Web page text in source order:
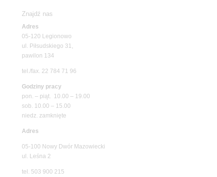
Znajdź nas
Adres
05-120 Legionowo
ul. Piłsudskiego 31,
pawilon 134
tel./fax. 22 784 71 96
Godziny pracy
pon. – piąt. 10.00 – 19.00
sob. 10.00 – 15.00
niedz. zamknięte
Adres
05-100 Nowy Dwór Mazowiecki
ul. Leśna 2
tel. 503 900 215